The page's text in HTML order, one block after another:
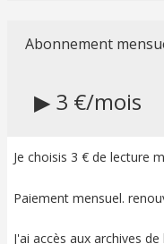
Abonnement
▶ 3 €/mois
Je choisis 3 € de lecture
Paiement mensuel.
J'ai accès aux archives